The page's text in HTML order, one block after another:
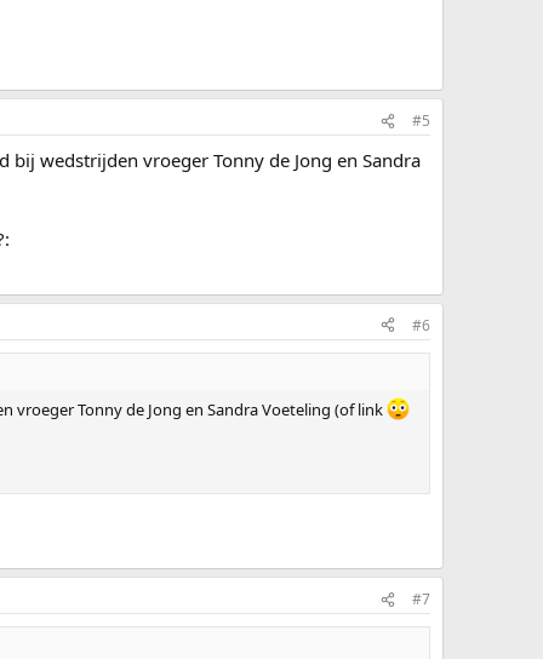
#5
wedstrijden vroeger Tonny de Jong en Sandra
#6
vroeger Tonny de Jong en Sandra Voeteling (of link
#7